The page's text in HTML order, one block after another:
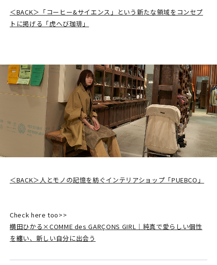
＜BACK＞「コーヒー&サイエンス」という新たな領域をコンセプ
トに掲げる「虎へび珈琲」
＜BACK＞人とモノの記憶を紡ぐインテリアショップ「PUEBCO」
Check here too>>
横田ひかる×COMME des GARÇONS GIRL｜純真で愛らしい個性
を纏い、新しい自分に出会う